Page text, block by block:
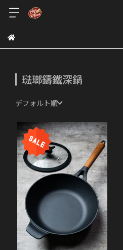
琺瑯鑄鐵深鍋
デフォルト順